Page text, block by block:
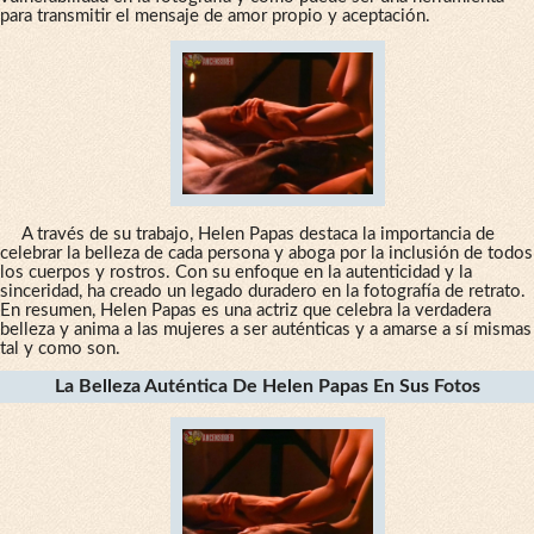
para transmitir el mensaje de amor propio y aceptación.
A través de su trabajo, Helen Papas destaca la importancia de
celebrar la belleza de cada persona y aboga por la inclusión de todos
los cuerpos y rostros. Con su enfoque en la autenticidad y la
sinceridad, ha creado un legado duradero en la fotografía de retrato.
En resumen, Helen Papas es una actriz que celebra la verdadera
belleza y anima a las mujeres a ser auténticas y a amarse a sí mismas
tal y como son.
La Belleza Auténtica De Helen Papas En Sus Fotos